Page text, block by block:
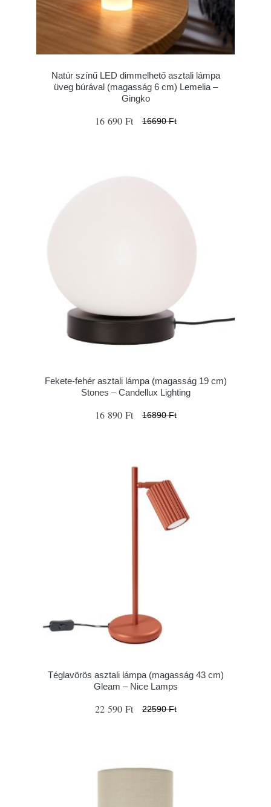
Natúr színű LED dimmelhető asztali lámpa
üveg búrával (magasság 6 cm) Lemelia –
Gingko
16 690 Ft 16690 Ft
Fekete-fehér asztali lámpa (magasság 19 cm)
Stones – Candellux Lighting
16 890 Ft 16890 Ft
Téglavörös asztali lámpa (magasság 43 cm)
Gleam – Nice Lamps
22 590 Ft 22590 Ft